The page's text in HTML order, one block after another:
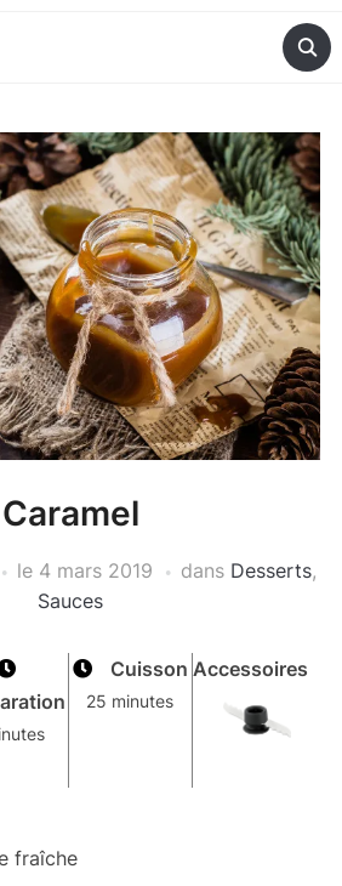
Caramel
le 4 mars 2019 dans Desserts,
Sauces
Cuisson
25 minutes
Accessoires
fraîche